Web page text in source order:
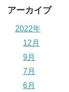
アーカイブ
2022年
12月
9月
7月
6月